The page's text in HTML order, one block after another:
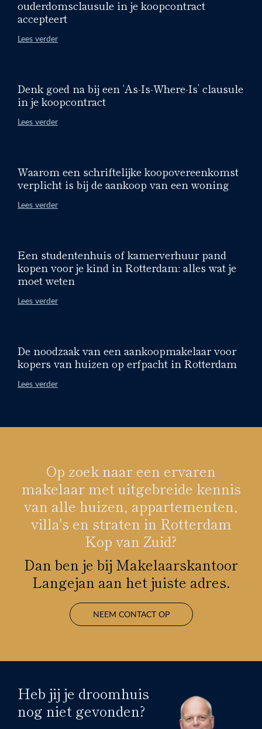
ouderdomsclausule in je koopcontract
accepteert
Lees verder
Denk goed na bij een ‘As-Is-Where-Is’ clausule
in je koopcontract
Lees verder
Waarom een schriftelijke koopovereenkomst
verplicht is bij de aankoop van een woning
Lees verder
Een studentenhuis of kamerverhuur pand
kopen voor je kind in Rotterdam: alles wat je
moet weten
Lees verder
De noodzaak van een aankoopmakelaar voor
kopers van huizen op erfpacht in Rotterdam
Lees verder
Op zoek naar een ervaren
makelaar met uitgebreide kennis
van alle huizen, appartementen,
villa's en straten in Rotterdam
Kop van Zuid?
Dan ben je bij Makelaarskantoor
Langejan aan het juiste adres.
NEEM CONTACT OP
Heb jij je droomhuis
nog niet gevonden?